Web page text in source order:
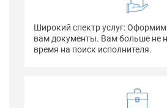
Широкий спектр услуг:
вам документы. Вам больше не
время на поиск исполнителя.